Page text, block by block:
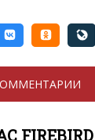
FIREBIRD